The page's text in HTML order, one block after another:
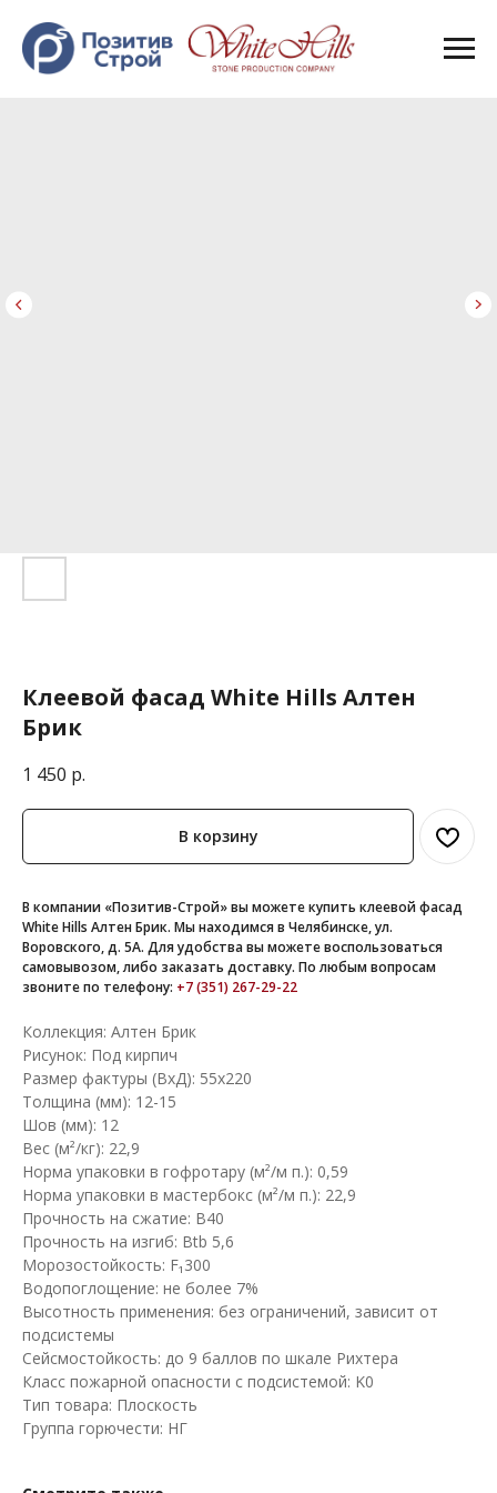
Клеевой фасад White Hills Алтен
Брик
1 450 р.
В корзину
В компании «Позитив-Строй» вы можете купить клеевой фасад
White Hills Алтен Брик. Мы находимся в Челябинске, ул.
Воровского, д. 5А. Для удобства вы можете воспользоваться
самовывозом, либо заказать доставку. По любым вопросам
звоните по телефону: +7 (351) 267-29-22
Коллекция: Алтен Брик
Рисунок: Под кирпич
Размер фактуры (ВхД): 55х220
Толщина (мм): 12-15
Шов (мм): 12
Вес (м²/кг): 22,9
Норма упаковки в гофротару (м²/м п.): 0,59
Норма упаковки в мастербокс (м²/м п.): 22,9
Прочность на сжатие: B40
Прочность на изгиб: Btb 5,6
Морозостойкость: F₁300
Водопоглощение: не более 7%
Высотность применения: без ограничений, зависит от
подсистемы
Сейсмостойкость: до 9 баллов по шкале Рихтера
Класс пожарной опасности с подсистемой: K0
Тип товара: Плоскость
Группа горючести: НГ